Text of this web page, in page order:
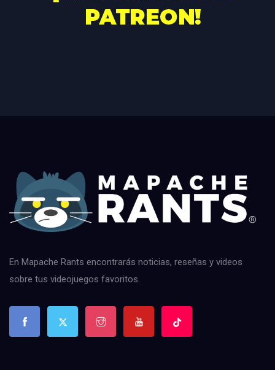
En Mapache Rants encontrarás noticias, reseñas y videos
sobre tus videojuegos favoritos.